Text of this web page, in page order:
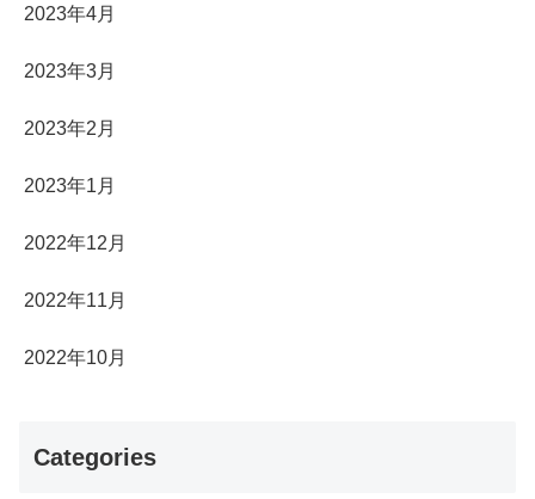
2023年4月
2023年3月
2023年2月
2023年1月
2022年12月
2022年11月
2022年10月
Categories